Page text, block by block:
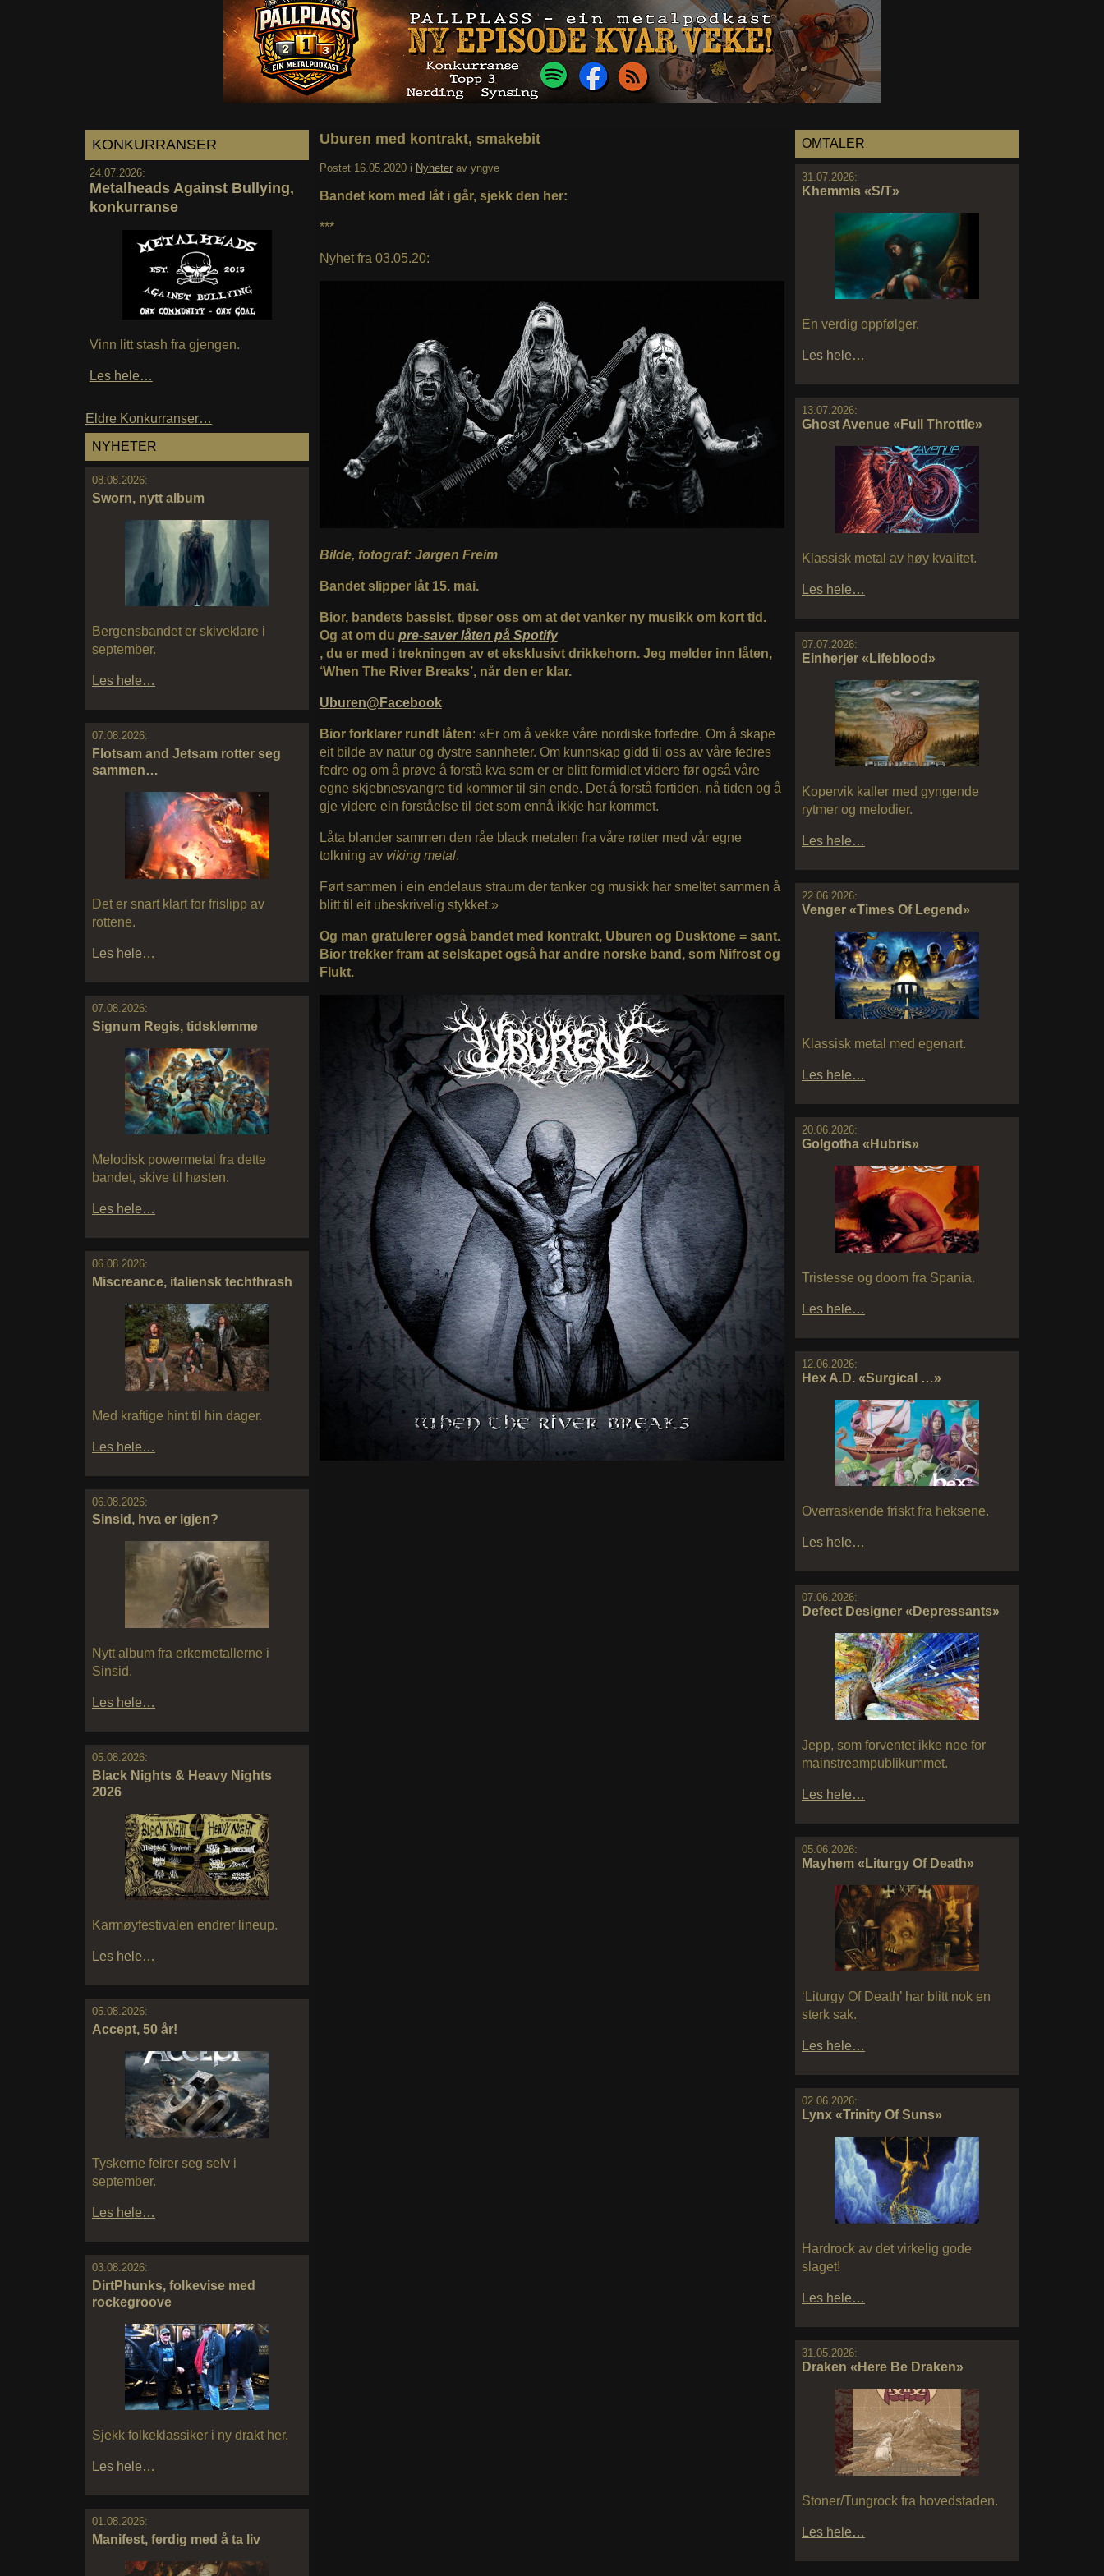
KONKURRANSER
24.07.2026:
Metalheads Against Bullying,
konkurranse
Vinn litt stash fra gjengen.
Les hele…
Eldre Konkurranser…
NYHETER
08.08.2026:
Sworn, nytt album
Bergensbandet er skiveklare i
september.
Les hele…
07.08.2026:
Flotsam and Jetsam rotter seg
sammen…
Det er snart klart for frislipp av
rottene.
Les hele…
07.08.2026:
Signum Regis, tidsklemme
Melodisk powermetal fra dette
bandet, skive til høsten.
Les hele…
06.08.2026:
Miscreance, italiensk techthrash
Med kraftige hint til hin dager.
Les hele…
06.08.2026:
Sinsid, hva er igjen?
Nytt album fra erkemetallerne i
Sinsid.
Les hele…
05.08.2026:
Black Nights & Heavy Nights
2026
Karmøyfestivalen endrer lineup.
Les hele…
05.08.2026:
Accept, 50 år!
Tyskerne feirer seg selv i
september.
Les hele…
03.08.2026:
DirtPhunks, folkevise med
rockegroove
Sjekk folkeklassiker i ny drakt her.
Les hele…
01.08.2026:
Manifest, ferdig med å ta liv
OMTALER
31.07.2026:
Khemmis «S/T»
En verdig oppfølger.
Les hele…
13.07.2026:
Ghost Avenue «Full Throttle»
Klassisk metal av høy kvalitet.
Les hele…
07.07.2026:
Einherjer «Lifeblood»
Kopervik kaller med gyngende
rytmer og melodier.
Les hele…
22.06.2026:
Venger «Times Of Legend»
Klassisk metal med egenart.
Les hele…
20.06.2026:
Golgotha «Hubris»
Tristesse og doom fra Spania.
Les hele…
12.06.2026:
Hex A.D. «Surgical …»
Overraskende friskt fra heksene.
Les hele…
07.06.2026:
Defect Designer «Depressants»
Jepp, som forventet ikke noe for
mainstreampublikummet.
Les hele…
05.06.2026:
Mayhem «Liturgy Of Death»
‘Liturgy Of Death’ har blitt nok en
sterk sak.
Les hele…
02.06.2026:
Lynx «Trinity Of Suns»
Hardrock av det virkelig gode
slaget!
Les hele…
31.05.2026:
Draken «Here Be Draken»
Stoner/Tungrock fra hovedstaden.
Les hele…
Uburen med kontrakt, smakebit
Postet 16.05.2020 i Nyheter av yngve
Bandet kom med låt i går, sjekk den her:
***
Nyhet fra 03.05.20:
Bilde, fotograf: Jørgen Freim
Bandet slipper låt 15. mai.
Bior, bandets bassist, tipser oss om at det vanker ny musikk om kort tid.
Og at om du pre-saver låten på Spotify
, du er med i trekningen av et eksklusivt drikkehorn. Jeg melder inn låten,
‘When The River Breaks’, når den er klar.
Uburen@Facebook
Bior forklarer rundt låten: «Er om å vekke våre nordiske forfedre. Om å skape
eit bilde av natur og dystre sannheter. Om kunnskap gidd til oss av våre fedres
fedre og om å prøve å forstå kva som er er blitt formidlet videre før også våre
egne skjebnesvangre tid kommer til sin ende. Det å forstå fortiden, nå tiden og å
gje videre ein forståelse til det som ennå ikkje har kommet.
Låta blander sammen den råe black metalen fra våre røtter med vår egne
tolkning av viking metal.
Ført sammen i ein endelaus straum der tanker og musikk har smeltet sammen å
blitt til eit ubeskrivelig stykket.»
Og man gratulerer også bandet med kontrakt, Uburen og Dusktone = sant.
Bior trekker fram at selskapet også har andre norske band, som Nifrost og
Flukt.